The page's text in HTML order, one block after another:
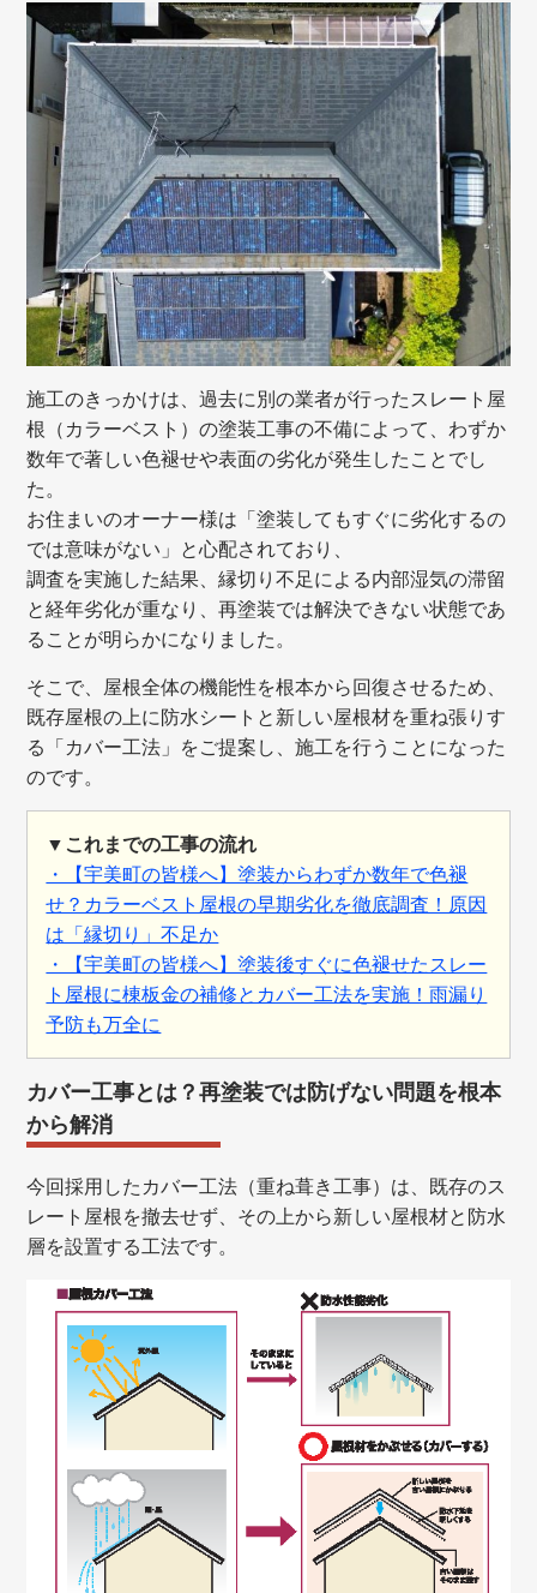
施工のきっかけは、過去に別の業者が行ったスレート屋
根（カラーベスト）の塗装工事の不備によって、わずか
数年で著しい色褪せや表面の劣化が発生したことでし
た。
お住まいのオーナー様は「塗装してもすぐに劣化するの
では意味がない」と心配されており、
調査を実施した結果、縁切り不足による内部湿気の滞留
と経年劣化が重なり、再塗装では解決できない状態であ
ることが明らかになりました。
そこで、屋根全体の機能性を根本から回復させるため、
既存屋根の上に防水シートと新しい屋根材を重ね張りす
る「カバー工法」をご提案し、施工を行うことになった
のです。
▼これまでの工事の流れ
・【宇美町の皆様へ】塗装からわずか数年で色褪
せ？カラーベスト屋根の早期劣化を徹底調査！原因
は「縁切り」不足か
・【宇美町の皆様へ】塗装後すぐに色褪せたスレー
ト屋根に棟板金の補修とカバー工法を実施！雨漏り
予防も万全に
カバー工事とは？再塗装では防げない問題を根本
から解消
今回採用したカバー工法（重ね葺き工事）は、既存のス
レート屋根を撤去せず、その上から新しい屋根材と防水
層を設置する工法です。